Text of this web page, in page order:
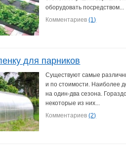
оборудовать посредством...
Комментариев(1)
для парников
Существуют самые
и по стоимости. Наиболее
на один-два сезона.
некоторые из них...
Комментариев(2)